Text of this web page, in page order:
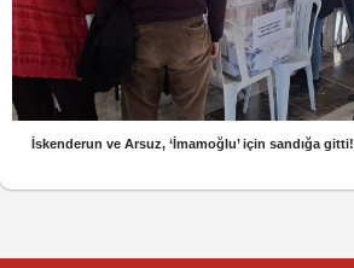
İskenderun ve Arsuz, ‘İmamoğlu’ için sandığa gitti!